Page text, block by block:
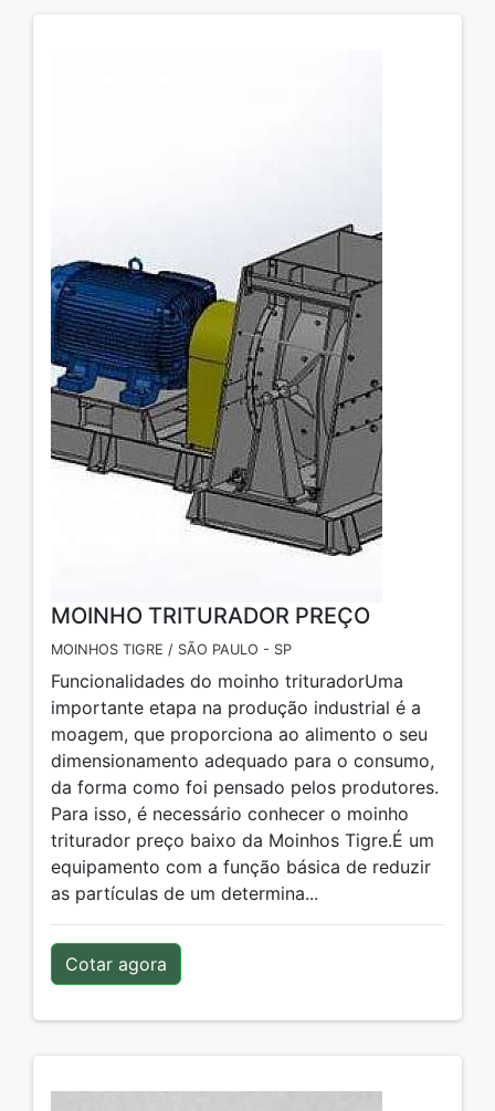
MOINHO TRITURADOR PREÇO
MOINHOS TIGRE / SÃO PAULO - SP
Funcionalidades do moinho trituradorUma
importante etapa na produção industrial é a
moagem, que proporciona ao alimento o seu
dimensionamento adequado para o consumo,
da forma como foi pensado pelos produtores.
Para isso, é necessário conhecer o moinho
triturador preço baixo da Moinhos Tigre.É um
equipamento com a função básica de reduzir
as partículas de um determina...
Cotar agora